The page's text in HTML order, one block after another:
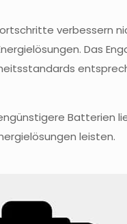
verbessern
Das
Batterien
leisten.